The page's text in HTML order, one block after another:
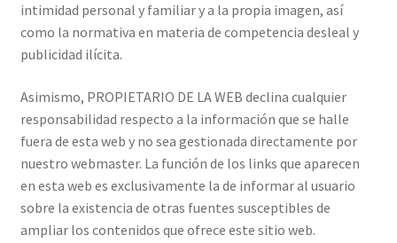
intimidad personal y familiar y a la propia imagen, así
como la normativa en materia de competencia desleal y
publicidad ilícita.
Asimismo, PROPIETARIO DE LA WEB declina cualquier
responsabilidad respecto a la información que se halle
fuera de esta web y no sea gestionada directamente por
nuestro webmaster. La función de los links que aparecen
en esta web es exclusivamente la de informar al usuario
sobre la existencia de otras fuentes susceptibles de
ampliar los contenidos que ofrece este sitio web.